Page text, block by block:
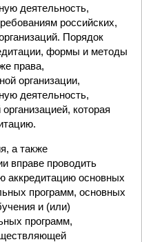
деятельность,
российских,
Порядок
формы и методы
права,
организации,
деятельность,
которая
а также
вправе проводить
аккредитацию основных
программ, основных
и (или)
программ,